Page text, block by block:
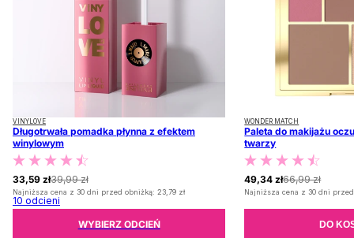
VINYLOVE
Długotrwała pomadka płynna z efektem
winylowym
39,99 zł
33,59 zł
Najniższa cena z 30 dni przed obniżką: 23,79 zł
10 odcieni
WYBIERZ ODCIEŃ
WONDER MATCH
Paleta do makijażu
twarzy
66,99 zł
49,34 zł
Najniższa cena z 30 dni
DO